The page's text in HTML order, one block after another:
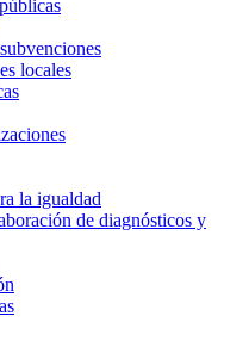
locales
la igualdad
de diagnósticos y